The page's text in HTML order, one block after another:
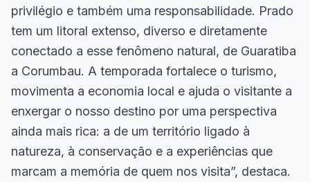
privilégio e também uma responsabilidade. Prado
tem um litoral extenso, diverso e diretamente
conectado a esse fenômeno natural, de Guaratiba
a Corumbau. A temporada fortalece o turismo,
movimenta a economia local e ajuda o visitante a
enxergar o nosso destino por uma perspectiva
ainda mais rica: a de um território ligado à
natureza, à conservação e a experiências que
marcam a memória de quem nos visita”, destaca.